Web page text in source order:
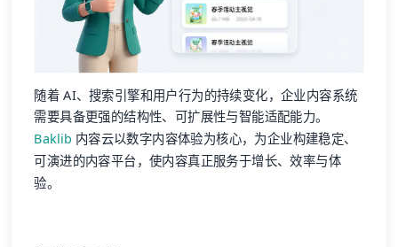
随着 AI、搜索引擎和用户行为的持续变化，企业内容系统
需要具备更强的结构性、可扩展性与智能适配能力。
Baklib 内容云以数字内容体验为核心，为企业构建稳定、
可演进的内容平台，使内容真正服务于增长、效率与体
验。